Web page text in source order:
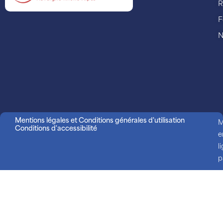
Mentions légales et Conditions générales d'utilisation
Conditions d'accessibilité